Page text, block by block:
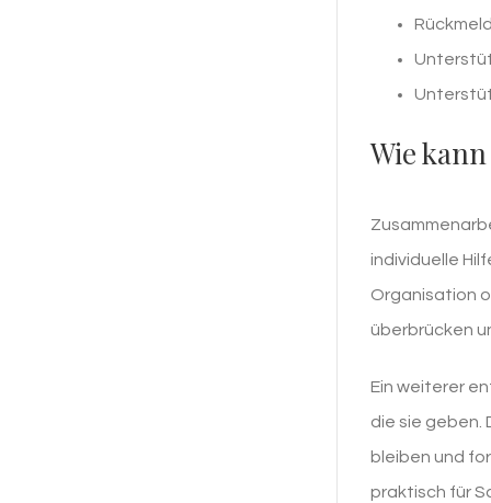
Wie
individuelle
Organisation
überbrücken
Ein weiterer
die sie geben.
bleiben und
praktisch für